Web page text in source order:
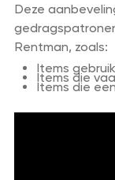
Deze
Rentman, zoals:
Items
Items die
Items die